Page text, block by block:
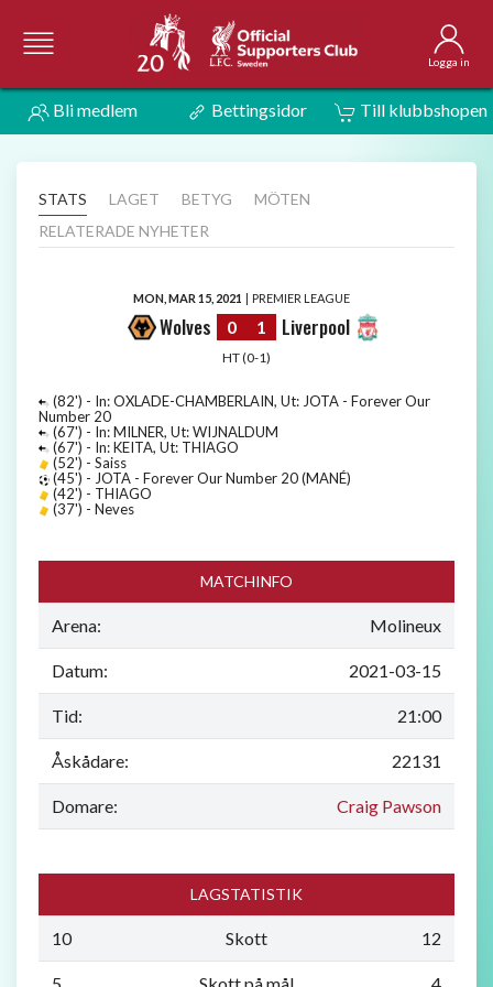
Logga in
Bli medlem Bettingsidor Till klubbshopen
STATS LAGET BETYG
MÖTEN
RELATERADE NYHETER
MON, MAR 15, 2021 | PREMIER LEAGUE
Wolves 0 1 Liverpool
HT (0-1)
(82') - In: OXLADE-CHAMBERLAIN, Ut: JOTA - Forever Our
Number 20
(67') - In: MILNER, Ut: WIJNALDUM
(67') - In: KEITA, Ut: THIAGO
(52') - Saiss
(45') - JOTA - Forever Our Number 20 (MANÉ)
(42') - THIAGO
(37') - Neves
MATCHINFO
Arena: Molineux
Datum: 2021-03-15
Tid: 21:00
Åskådare: 22131
Domare: Craig Pawson
LAGSTATISTIK
10 Skott 12